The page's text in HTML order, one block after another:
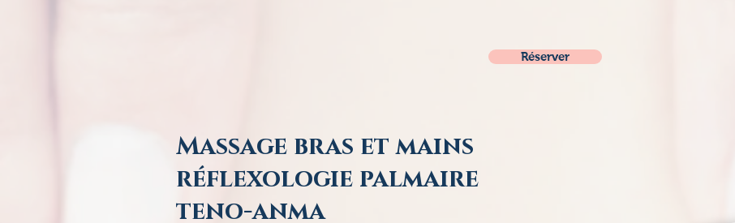
Réserver
Massage bras et mains
réflexologie palmaire
teno-anma